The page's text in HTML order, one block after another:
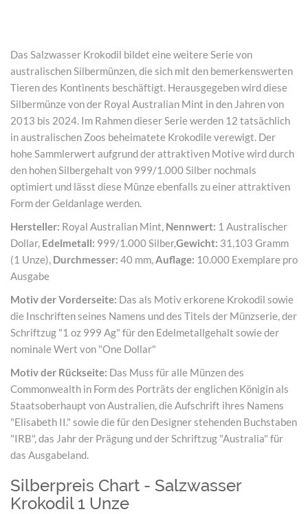
Das Salzwasser Krokodil bildet eine weitere Serie von
australischen Silbermünzen, die sich mit den bemerkenswerten
Tieren des Kontinents beschäftigt. Herausgegeben wird diese
Silbermünze von der Royal Australian Mint in den Jahren von
2013 bis 2024. Im Rahmen dieser Serie werden 12 tatsächlich
in australischen Zoos beheimatete Krokodile verewigt. Der
hohe Sammlerwert aufgrund der attraktiven Motive wird durch
den hohen Silbergehalt von 999/1.000 Silber nochmals
optimiert und lässt diese Münze ebenfalls zu einer attraktiven
Form der Geldanlage werden.
Hersteller: Royal Australian Mint, Nennwert: 1 Australischer
Dollar, Edelmetall: 999/1.000 Silber,Gewicht: 31,103 Gramm
(1 Unze), Durchmesser: 40 mm, Auflage: 10.000 Exemplare pro
Ausgabe
Motiv der Vorderseite: Das als Motiv erkorene Krokodil sowie
die Inschriften seines Namens und des Titels der Münzserie, der
Schriftzug "1 oz 999 Ag" für den Edelmetallgehalt sowie der
nominale Wert von "One Dollar"
Motiv der Rückseite: Das Muss für alle Münzen des
Commonwealth in Form des Porträts der englichen Königin als
Staatsoberhaupt von Australien, die Aufschrift ihres Namens
"Elisabeth II." sowie die für den Designer stehenden Buchstaben
"IRB", das Jahr der Prägung und der Schriftzug "Australia" für
das Ausgabeland.
Silberpreis Chart - Salzwasser
Krokodil 1 Unze